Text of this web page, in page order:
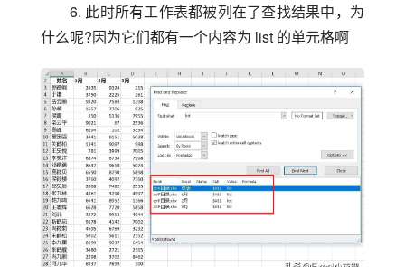
6. 此时所有工作表都被列在了查找结果中，为
什么呢?因为它们都有一个内容为 list 的单元格啊